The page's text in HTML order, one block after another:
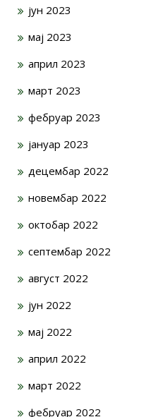
јун 2023
мај 2023
април 2023
март 2023
фебруар 2023
јануар 2023
децембар 2022
новембар 2022
октобар 2022
септембар 2022
август 2022
јун 2022
мај 2022
април 2022
март 2022
фебруар 2022